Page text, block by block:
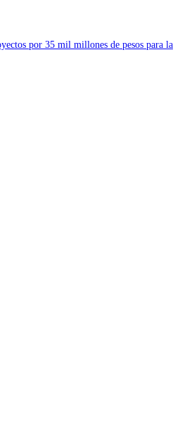
por 35 mil millones de pesos para la